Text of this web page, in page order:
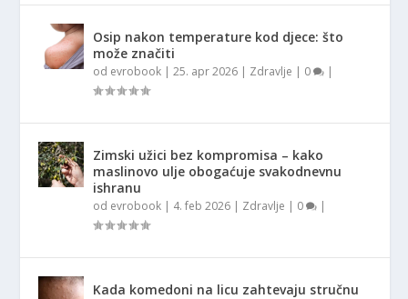
Osip nakon temperature kod djece: što
može značiti
od evrobook |25. apr 2026 | Zdravlje | 0 |
Zimski užici bez kompromisa – kako
maslinovo ulje obogaćuje svakodnevnu
ishranu
od evrobook | 4. feb 2026 | Zdravlje | 0 |
Kada komedoni na licu zahtevaju stručnu